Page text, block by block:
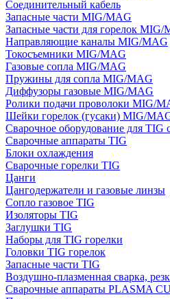
Соединительный кабель
Запасные части MIG/MAG
Запасные части для горелок MIG/
Направляющие каналы MIG/MAG
Токосъемники MIG/MAG
Газовые сопла MIG/MAG
Пружины для сопла MIG/MAG
Диффузоры газовые MIG/MAG
Ролики подачи проволоки MIG/
Шейки горелок (гусаки) MIG/
Сварочное оборудование для TIG
Сварочные аппараты TIG
Блоки охлаждения
Сварочные горелки TIG
Цанги
Цангодержатели и газовые линзы
Сопло газовое TIG
Изоляторы TIG
Заглушки TIG
Наборы для TIG горелки
Головки TIG горелок
Запасные части TIG
Воздушно-плазменная сварка,
Сварочные аппараты PLASMA